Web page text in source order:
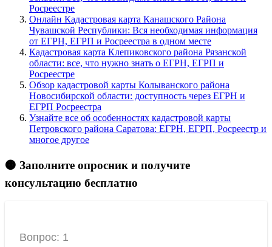
Росреестре
Онлайн Кадастровая карта Канашского Района
Чувашской Республики: Вся необходимая информация
от ЕГРН, ЕГРП и Росреестра в одном месте
Кадастровая карта Клепиковского района Рязанской
области: все, что нужно знать о ЕГРН, ЕГРП и
Росреестре
Обзор кадастровой карты Колыванского района
Новосибирской области: доступность через ЕГРН и
ЕГРП Росреестра
Узнайте все об особенностях кадастровой карты
Петровского района Саратова: ЕГРН, ЕГРП, Росреестр и
многое другое
🟠 Заполните опросник и получите
консультацию бесплатно